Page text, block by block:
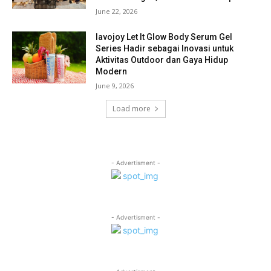
June 22, 2026
lavojoy Let It Glow Body Serum Gel
Series Hadir sebagai Inovasi untuk
Aktivitas Outdoor dan Gaya Hidup
Modern
June 9, 2026
Load more
- Advertisment -
- Advertisment -